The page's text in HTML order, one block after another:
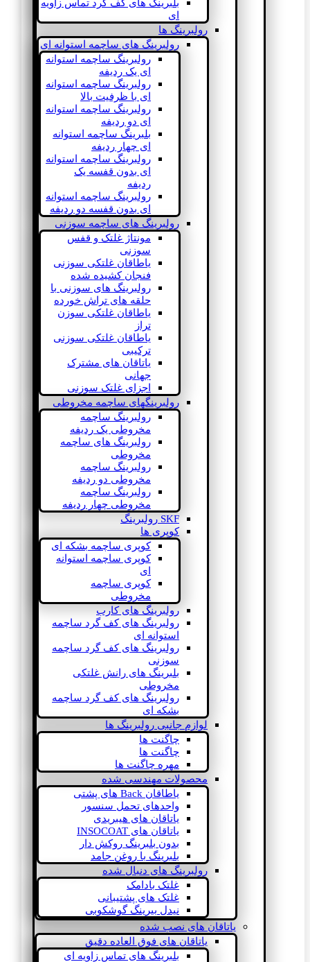
بلبرینگ های کف گرد تماس زاویه
ای
رولبرینگ ها
رولبرینگ های ساچمه استوانه ای
رولبرینگ ساچمه استوانه
ای یک ردیفه
رولبرینگ ساچمه استوانه
ای با ظرفیت بالا
رولبرینگ ساچمه استوانه
ای دو ردیفه
بلبرینگ ساچمه استوانه
ای چهار ردیفه
رولبرینگ ساچمه استوانه
ای بدون قفسه یک
ردیفه
رولبرینگ ساچمه استوانه
ای بدون قفسه دو ردیفه
رولبرینگ های ساچمه سوزنی
مونتاژ غلتک و قفس
سوزنی
یاطاقان غلتکی سوزنی
فنجان کشیده شده
رولبرینگ های سوزنی با
حلقه های تراش خورده
یاطاقان غلتکی سوزن
تراز
یاطاقان غلتکی سوزنی
ترکیبی
یاتاقان های مشترک
جهانی
اجزای غلتک سوزنی
رولبرینگهای ساچمه مخروطی
رولبرینگ ساچمه
مخروطی یک ردیفه
رولبرینگ های ساچمه
مخروطی
رولبرینگ ساچمه
مخروطی دو ردیفه
رولبرینگ ساچمه
مخروطی چهار ردیفه
SKF رولبرینگ
کوپری ها
کوپری ساچمه بشکه ای
کوپری ساچمه استوانه
ای
کوپری ساچمه
مخروطی
رولبرینگ های کارب
رولبرینگ های کف گرد ساچمه
استوانه ای
رولبرینگ های کف گرد ساچمه
سوزنی
بلبرینگ های رانش غلتکی
مخروطی
رولبرینگ های کف گرد ساچمه
بشکه ای
لوازم جانبی رولبرینگ ها
چاگنت ها
چاگنت ها
مهره چاگنت ها
محصولات مهندسی شده
یاطاقان Back های پشتی
واحدهای تحمل سنسور
یاتاقان های هیبریدی
یاتاقان های INSOCOAT
بدون بلبرینگ روکش دار
بلبرینگ با روغن جامد
رولبرینگ های دنبال شده
غلتک بادامک
غلتک های پشتیبانی
نیدل بیرینگ گوشکوبی
یاتاقان های نصب شده
یاتاقان های فوق العاده دقیق
بلبرینگ های تماس زاویه ای